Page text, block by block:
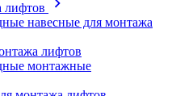
лифтов
навесные для монтажа
лифтов
монтажные